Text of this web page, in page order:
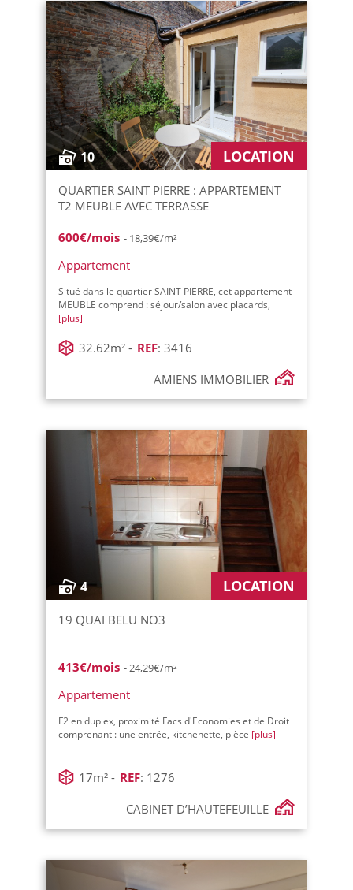
10 LOCATION
QUARTIER SAINT PIERRE : APPARTEMENT
T2 MEUBLE AVEC TERRASSE
600€/mois - 18,39€/m²
Appartement
Situé dans le quartier SAINT PIERRE, cet appartement
MEUBLE comprend : séjour/salon avec placards,
[plus]
32.62m² - REF: 3416
AMIENS IMMOBILIER
4 LOCATION
19 QUAI BELU NO3
413€/mois - 24,29€/m²
Appartement
F2 en duplex, proximité Facs d'Economies et de Droit
comprenant : une entrée, kitchenette, pièce [plus]
17m² - REF: 1276
CABINET D’HAUTEFEUILLE